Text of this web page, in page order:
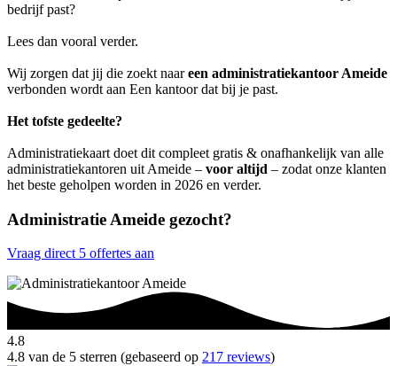
bedrijf past?
Lees dan vooral verder.
Wij zorgen dat jij die zoekt naareen administratiekantoor Ameide
verbonden wordt aan Een kantoor dat bij je past.
Het tofste gedeelte?
Administratiekaart doet dit compleet gratis & onafhankelijk van alle
administratiekantoren uit Ameide – voor altijd – zodat onze klanten
het beste geholpen worden in 2026 en verder.
Administratie Ameide gezocht?
Vraag direct 5 offertes aan
4.8
4.8 van de 5 sterren (gebaseerd op 217 reviews)